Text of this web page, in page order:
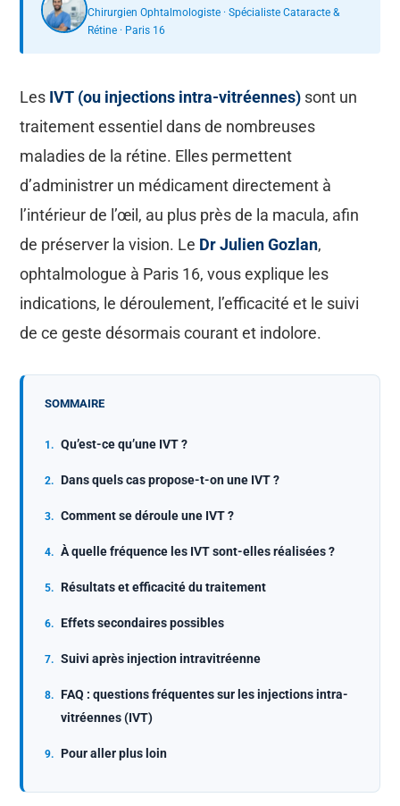
Chirurgien Ophtalmologiste · Spécialiste Cataracte &
Rétine · Paris 16
Les IVT (ou injections intra-vitréennes) sont un
traitement essentiel dans de nombreuses
maladies de la rétine. Elles permettent
d’administrer un médicament directement à
l’intérieur de l’œil, au plus près de la macula, afin
de préserver la vision. Le Dr Julien Gozlan,
ophtalmologue à Paris 16, vous explique les
indications, le déroulement, l’efficacité et le suivi
de ce geste désormais courant et indolore.
SOMMAIRE
Qu’est-ce qu’une IVT ?
Dans quels cas propose-t-on une IVT ?
Comment se déroule une IVT ?
À quelle fréquence les IVT sont-elles réalisées ?
Résultats et efficacité du traitement
Effets secondaires possibles
Suivi après injection intravitréenne
FAQ : questions fréquentes sur les injections intra-
vitréennes (IVT)
Pour aller plus loin